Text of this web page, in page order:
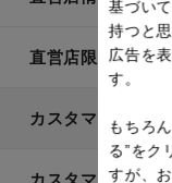
直営店限定製品一
カスタマーサービ
カスタマーサービ
基づい
持つと
広告を
す。
もちろ
る”をク
すが、